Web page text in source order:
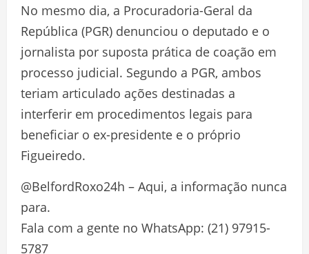
No mesmo dia, a Procuradoria-Geral da
República (PGR) denunciou o deputado e o
jornalista por suposta prática de coação em
processo judicial. Segundo a PGR, ambos
teriam articulado ações destinadas a
interferir em procedimentos legais para
beneficiar o ex-presidente e o próprio
Figueiredo.
@BelfordRoxo24h – Aqui, a informação nunca
para.
Fala com a gente no WhatsApp: (21) 97915-
5787